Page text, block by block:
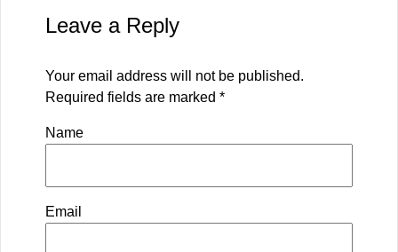
Leave a Reply
Your email address will not be published.
Required fields are marked *
Name
Email